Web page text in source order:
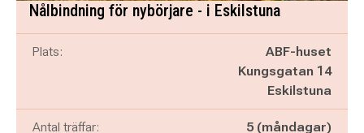
Nålbindning för nybörjare - i Eskilstuna
Plats:
ABF-huset
Kungsgatan 14
Eskilstuna
Antal träffar: 5 (måndagar)